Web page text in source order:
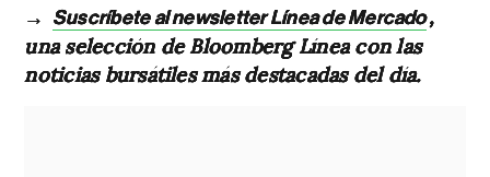
→ Suscríbete al newsletter Línea de Mercado,
una selección de Bloomberg Línea con las
noticias bursátiles más destacadas del día.